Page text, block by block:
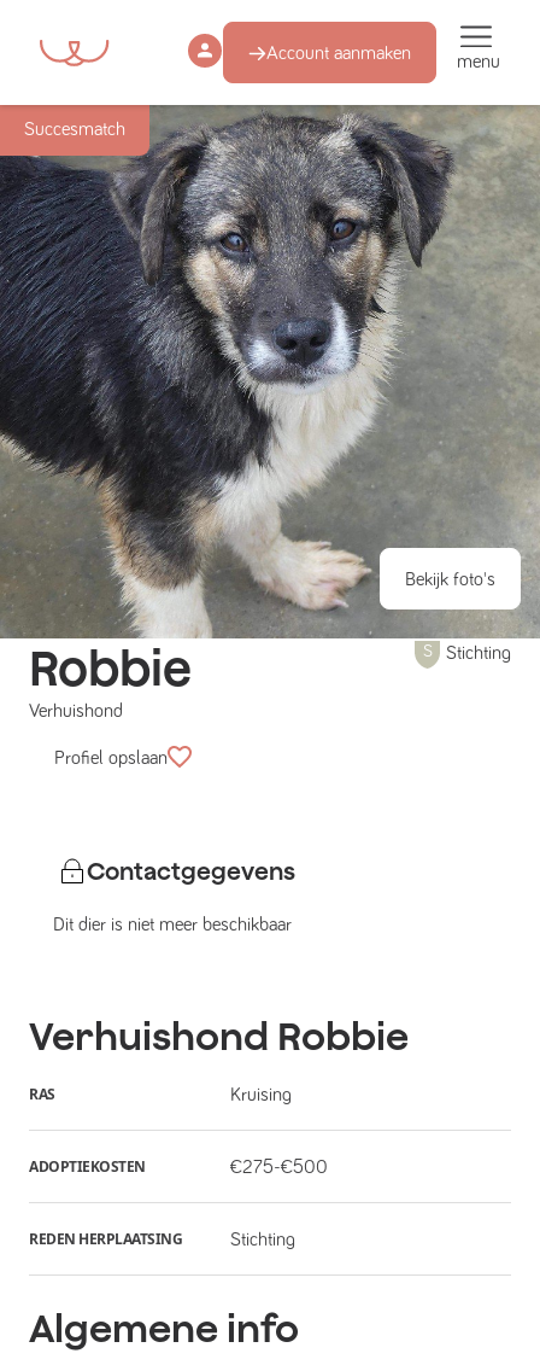
Account aanmaken menu
Succesmatch
Bekijk foto's
Robbie
Verhuishond
Stichting
Profiel opslaan
Contactgegevens
Dit dier is niet meer beschikbaar
Verhuishond Robbie
RAS Kruising
ADOPTIEKOSTEN €275-€500
REDEN HERPLAATSING Stichting
Algemene info